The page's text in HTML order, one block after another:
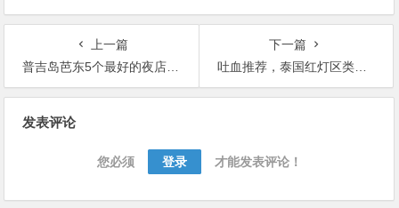
上一篇
普吉岛芭东5个最好的夜店推荐
下一篇
吐血推荐，泰国红灯区类型分享，让您玩的尽兴
发表评论
您必须 登录 才能发表评论！